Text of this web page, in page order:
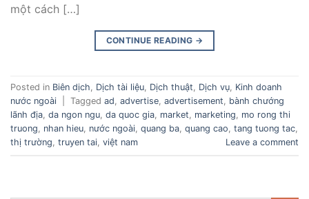
một cách […]
CONTINUE READING →
Posted in Biên dịch, Dịch tài liệu, Dịch thuật, Dịch vụ, Kinh doanh
nước ngoài
Tagged ad, advertise, advertisement, bành chướng
lãnh địa, da ngon ngu, da quoc gia, market, marketing, mo rong thi
truong, nhan hieu, nước ngoài, quang ba, quang cao, tang tuong tac,
thị trường, truyen tai, việt nam Leave a comment